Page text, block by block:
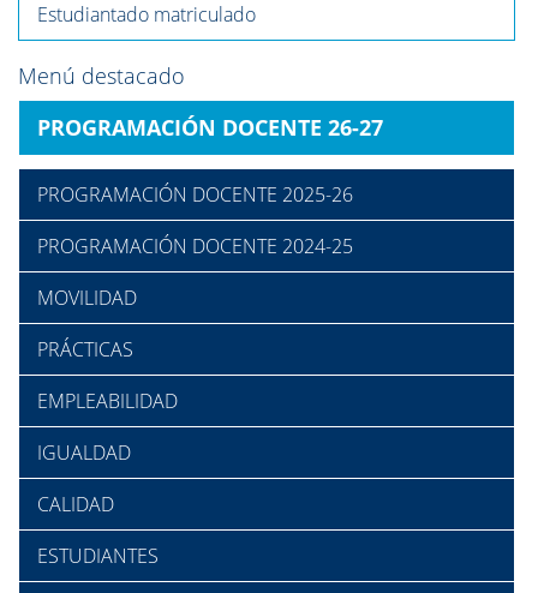
Estudiantado matriculado
Menú destacado
PROGRAMACIÓN DOCENTE 26-27
PROGRAMACIÓN DOCENTE 2025-26
PROGRAMACIÓN DOCENTE 2024-25
MOVILIDAD
PRÁCTICAS
EMPLEABILIDAD
IGUALDAD
CALIDAD
ESTUDIANTES